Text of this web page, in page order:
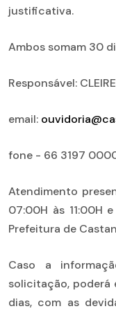
justificativa.
Ambos somam 30
Responsável:
email:
fone - 66 3197
Atendimento
07:00H às 11:00H
Prefeitura de
Caso a
solicitação, poderá
dias, com as